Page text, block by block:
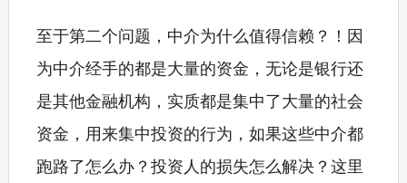
至于第二个问题，中介为什么值得信赖？！因
为中介经手的都是大量的资金，无论是银行还
是其他金融机构，实质都是集中了大量的社会
资金，用来集中投资的行为，如果这些中介都
跑路了怎么办？投资人的损失怎么解决？这里